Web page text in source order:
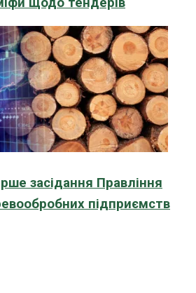
засідання Правління
підприємств